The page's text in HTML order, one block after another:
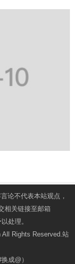
论不代表本站观点，
相关链接至邮箱
处理。
Rights Reserved.站
成@）